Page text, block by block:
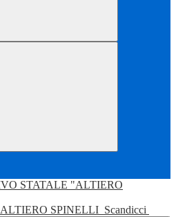
ALTIERO SPINELLI Scandicci